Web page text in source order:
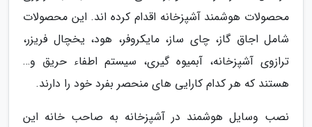
محصولات هوشمند آشپزخانه اقدام کرده اند. این محصولات
شامل اجاق گاز، چای ساز، مایکروفر، هود، یخچال فریزر،
ترازوی آشپزخانه، آبمیوه گیری، سیستم اطفاء حریق و…
هستند که هر کدام کارایی های منحصر بفرد خود را دارند.
نصب وسایل هوشمند در آشپزخانه به صاحب خانه این